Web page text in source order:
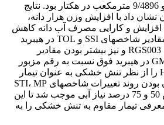
8/1958، 1/2938، 6/3902 و 9/4896 مترمکعب در هکتار بود. نتایج
داد با افزایش وزن هزار دانه،
افزایش و کارایی مصرف آب دانه کاهش
می­یابد. به دلیل کم بودن مقادیر شاخص­های SSI و TOL در هیبرید
Hyola 401 نسبت به رقم RGS003 و نیز بیش­تر بودن مقادیر
شاخص­های STI، MP و GMP در هیبرید فوق نسبت به رقم مزبور
می‌توان هیبرید Hyola 401 را از نظر تنش خشکی به عنوان تیمار
برتر معرفی نمود. یکسان بودن روند تغییرات شاخص­های STI، MP
و GMP در تیمارهای تنش 50 و 75 درصد نیاز آبی موجب شد تا این
تیمار مقاوم به تنش خشکی را به